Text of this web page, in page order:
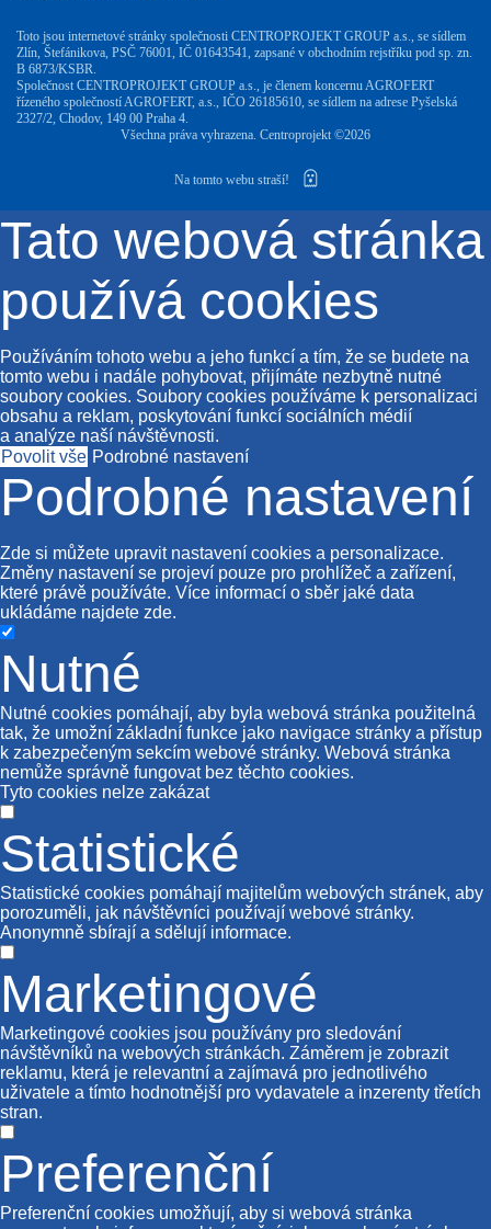
Toto jsou internetové stránky společnosti CENTROPROJEKT GROUP a.s., se sídlem
Zlín, Štefánikova, PSČ 76001, IČ 01643541, zapsané v obchodním rejstříku pod sp. zn.
B 6873/KSBR.
Společnost CENTROPROJEKT GROUP a.s., je členem koncernu AGROFERT
řízeného společností AGROFERT, a.s., IČO 26185610, se sídlem na adrese Pyšelská
2327/2, Chodov, 149 00 Praha 4.
Všechna práva vyhrazena. Centroprojekt ©2026
Na tomto webu straší!
Tato webová stránka
používá cookies
Používáním tohoto webu a jeho funkcí a tím, že se budete na
tomto webu i nadále pohybovat, přijímáte nezbytně nutné
soubory cookies. Soubory cookies používáme k personalizaci
obsahu a reklam, poskytování funkcí sociálních médií
a analýze naší návštěvnosti.
Povolit vše Podrobné nastavení
Podrobné nastavení
Zde si můžete upravit nastavení cookies a personalizace.
Změny nastavení se projeví pouze pro prohlížeč a zařízení,
které právě používáte. Více informací o sběr jaké data
ukládáme najdete zde.
Nutné
Nutné cookies pomáhají, aby byla webová stránka použitelná
tak, že umožní základní funkce jako navigace stránky a přístup
k zabezpečeným sekcím webové stránky. Webová stránka
nemůže správně fungovat bez těchto cookies.
Tyto cookies nelze zakázat
Statistické
Statistické cookies pomáhají majitelům webových stránek, aby
porozuměli, jak návštěvníci používají webové stránky.
Anonymně sbírají a sdělují informace.
Marketingové
Marketingové cookies jsou používány pro sledování
návštěvníků na webových stránkách. Záměrem je zobrazit
reklamu, která je relevantní a zajímavá pro jednotlivého
uživatele a tímto hodnotnější pro vydavatele a inzerenty třetích
stran.
Preferenční
Preferenční cookies umožňují, aby si webová stránka